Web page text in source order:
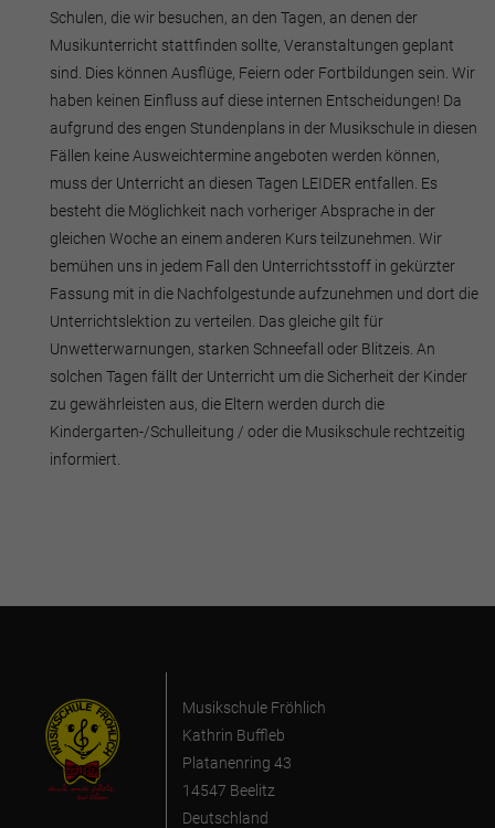
Schulen, die wir besuchen, an den Tagen, an denen der
Musikunterricht stattfinden sollte, Veranstaltungen geplant
sind. Dies können Ausflüge, Feiern oder Fortbildungen sein. Wir
haben keinen Einfluss auf diese internen Entscheidungen! Da
aufgrund des engen Stundenplans in der Musikschule in diesen
Fällen keine Ausweichtermine angeboten werden können,
muss der Unterricht an diesen Tagen LEIDER entfallen. Es
besteht die Möglichkeit nach vorheriger Absprache in der
gleichen Woche an einem anderen Kurs teilzunehmen. Wir
bemühen uns in jedem Fall den Unterrichtsstoff in gekürzter
Fassung mit in die Nachfolgestunde aufzunehmen und dort die
Unterrichtslektion zu verteilen. Das gleiche gilt für
Unwetterwarnungen, starken Schneefall oder Blitzeis. An
solchen Tagen fällt der Unterricht um die Sicherheit der Kinder
zu gewährleisten aus, die Eltern werden durch die
Kindergarten-/Schulleitung / oder die Musikschule rechtzeitig
informiert.
Musikschule Fröhlich
Kathrin Buffleb
Platanenring 43
14547 Beelitz
Deutschland